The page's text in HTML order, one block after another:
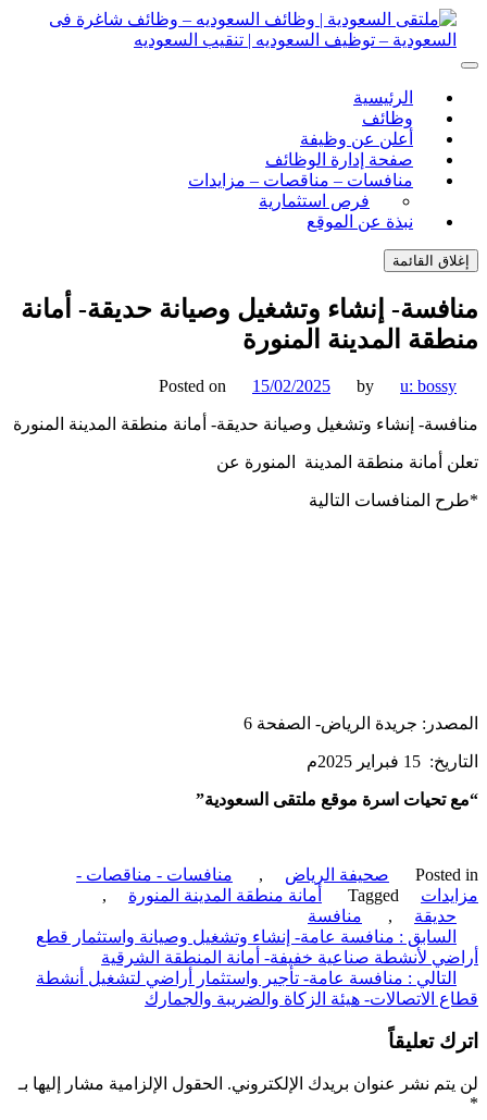
– توظيف السعوديه | تنقيب السعوديه
السعوديه | تنقيب السعوديه
الرئيسية
وظائف
أعلن عن وظيفة
صفحة إدارة الوظائف
منافسات – مناقصات – مزايدات
فرص استثمارية
نبذة عن الموقع
القائمة
إنشاء وتشغيل وصيانة حديقة- أمانة
المدينة المنورة
Posted on 15/02/2025 by u:
إنشاء وتشغيل وصيانة حديقة- أمانة منطقة المدينة المنورة
أمانة منطقة المدينة المنورة عن
المنافسات التالية
جريدة الرياض- الصفحة 6
2025م
تحيات اسرة موقع ملتقى السعودية”
صحيفة الرياض ,
منافسات - مناقصات -
Tagged أمانة منطقة المدينة المنورة
, منافسة
: منافسة عامة- إنشاء وتشغيل وصيانة واستثمار قطع
لأنشطة صناعية خفيفة- أمانة المنطقة الشرقية
:منافسة عامة- تأجير واستثمار أراضي لتشغيل أنشطة
الاتصالات- هيئة الزكاة والضريبة والجمارك
تعليقاً
نشر عنوان بريدك الإلكتروني. الحقول الإلزامية مشار إليها بـ